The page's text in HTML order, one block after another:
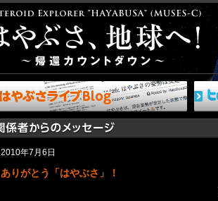
2010年7月6日
ありがとう「はやぶさ」！